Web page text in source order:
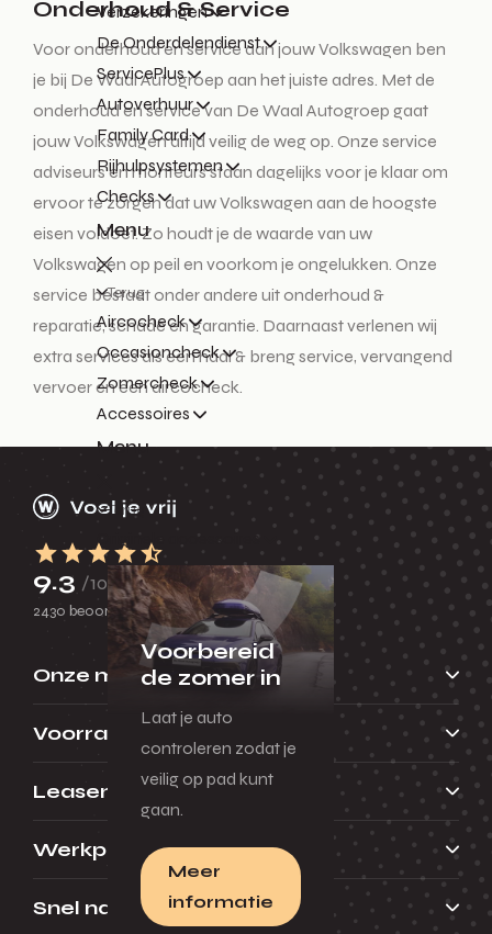
Verzekeringen
De Onderdelendienst
ServicePlus
Autoverhuur
Family Card
Rijhulpsystemen
Checks
Menu
Terug
Aircocheck
Occasioncheck
Zomercheck
Accessoires
Menu
Terug
Originele accessoires
Voorbereid
de zomer in
Laat je auto
controleren zodat je
veilig op pad kunt
gaan.
Meer
informatie
Onderhoud & Service
Voor onderhoud en service aan jouw Volkswagen ben
je bij De Waal Autogroep aan het juiste adres. Met de
onderhoud en service van De Waal Autogroep gaat
jouw Volkswagen altijd veilig de weg op. Onze service
adviseurs en monteurs staan dagelijks voor je klaar om
ervoor te zorgen dat uw Volkswagen aan de hoogste
eisen voldoet. Zo houdt je de waarde van uw
Volkswagen op peil en voorkom je ongelukken. Onze
service bestaat onder andere uit onderhoud &
reparatie, schade en garantie. Daarnaast verlenen wij
extra services als een haal & breng service, vervangend
vervoer en een aircocheck.
9.3 /10
2430 beoordelingen
Onze merken
Voorraad
Leasen
Werkplaats
Snel naar